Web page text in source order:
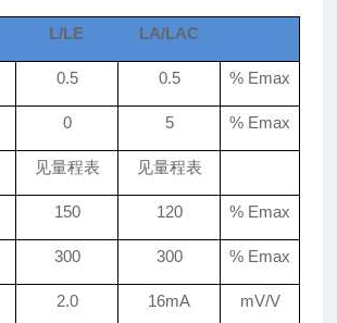
L/LE LA/LAC
0.5 0.5 % Emax
0 5 % Emax
见量程表 见量程表
150 120 % Emax
300 300 % Emax
2.0 16mA mV/V